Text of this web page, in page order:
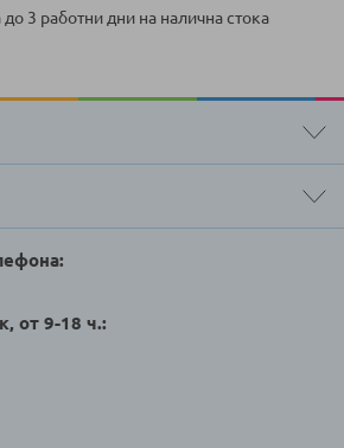
до 3 работни дни на налична стока
от 9-18 ч.: